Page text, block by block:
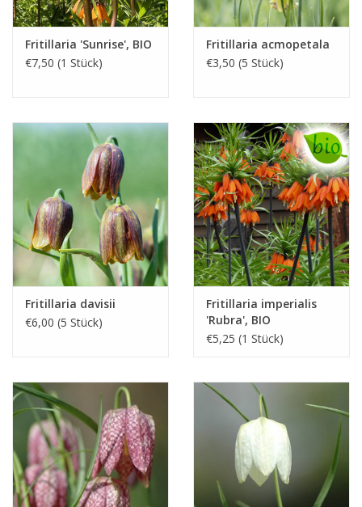
Fritillaria 'Sunrise', BIO
€7,50 (1 Stück)
Fritillaria acmopetala
€3,50 (5 Stück)
Fritillaria davisii
€6,00 (5 Stück)
Fritillaria imperialis
'Rubra', BIO
€5,25 (1 Stück)